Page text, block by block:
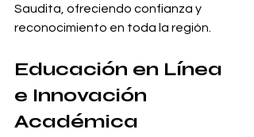
Saudita, ofreciendo confianza y
reconocimiento en toda la región.
Educación en Línea
e Innovación
Académica